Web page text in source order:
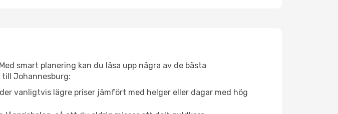
smart planering kan du låsa upp några av de bästa
Johannesburg:
vanligtvis lägre priser jämfört med helger eller dagar med hög